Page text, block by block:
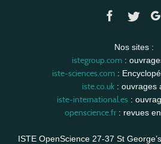
Nos sites :
istegroup.com:
iste-sciences.com:
iste.co.uk : ouvrages
iste-international.es:
openscience.fr: revues
ISTE OpenScience 27-37 St